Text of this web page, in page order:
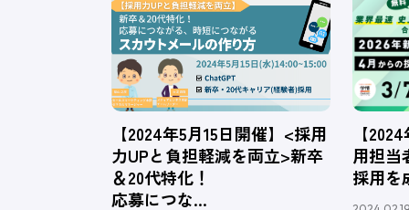
【2024年5月15日開催】<採用
力UPと負担軽減を両立>新卒
＆20代特化！
応募につな…
【
用担当
採用を